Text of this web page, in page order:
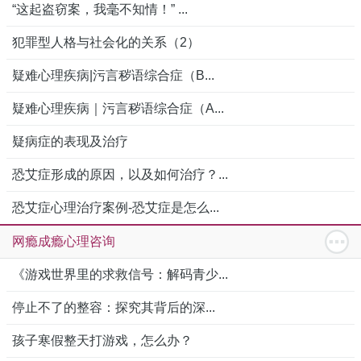
“这起盗窃案，我毫不知情！” ...
犯罪型人格与社会化的关系（2）
疑难心理疾病|污言秽语综合症（B...
疑难心理疾病｜污言秽语综合症（A...
疑病症的表现及治疗
恐艾症形成的原因，以及如何治疗？...
恐艾症心理治疗案例-恐艾症是怎么...
网瘾成瘾心理咨询
《游戏世界里的求救信号：解码青少...
停止不了的整容：探究其背后的深...
孩子寒假整天打游戏，怎么办？